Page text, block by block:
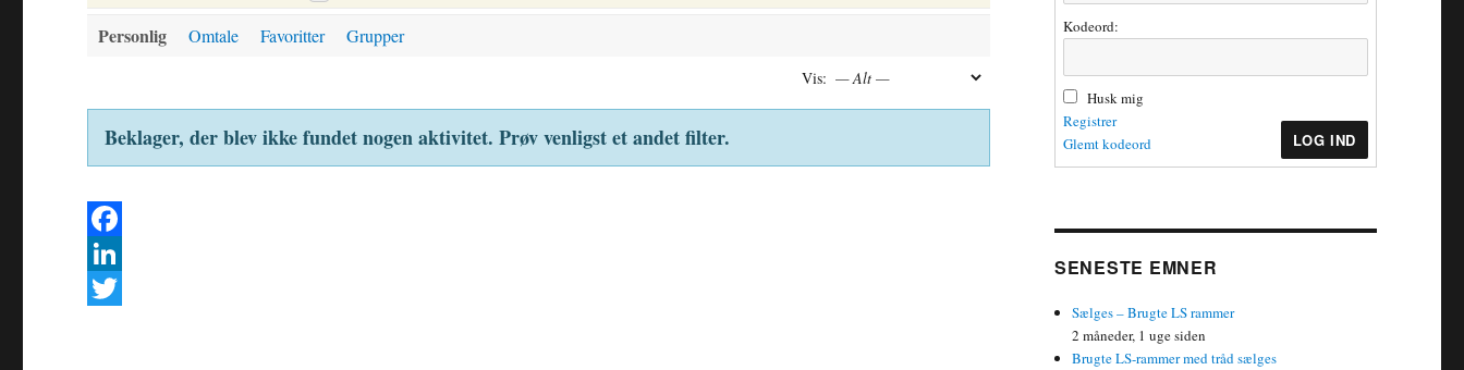
Personlig Omtale Favoritter Grupper
Vis:
Beklager, der blev ikke fundet nogen aktivitet. Prøv venligst et andet filter.
F
aL
Kodeord:
Husk mig
LOG IND
Registrer
Glemt kodeord
SENESTE EMNER
Sælges – Brugte LS rammer
2 måneder, 1 uge siden
Brugte LS-rammer med tråd sælges